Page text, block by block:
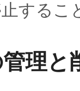
するこ
理と